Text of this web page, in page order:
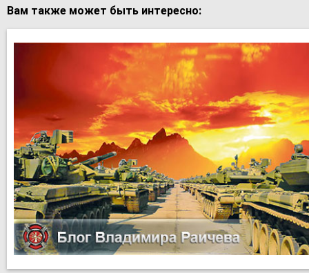
Вам также может быть интересно: